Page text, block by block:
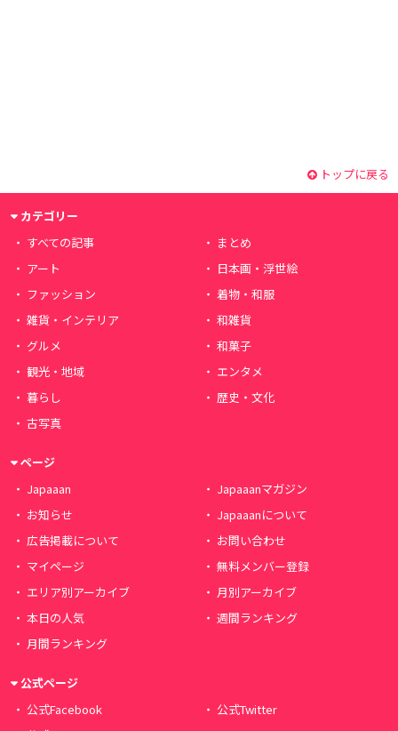
トップに戻る
カテゴリー
すべての記事
まとめ
アート
日本画・浮世絵
ファッション
着物・和服
雑貨・インテリア
和雑貨
グルメ
和菓子
観光・地域
エンタメ
暮らし
歴史・文化
古写真
ページ
Japaaan
Japaaanマガジン
お知らせ
Japaaanについて
広告掲載について
お問い合わせ
マイページ
無料メンバー登録
エリア別アーカイブ
月別アーカイブ
本日の人気
週間ランキング
月間ランキング
公式ページ
公式Facebook
公式Twitter